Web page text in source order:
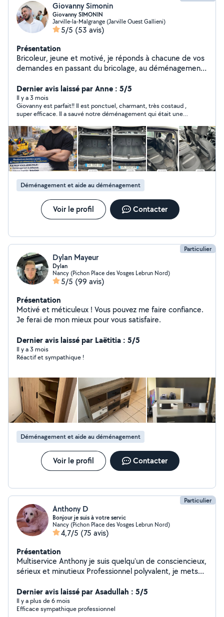
Giovanny Simonin
Giovanny SIMONIN
Jarville-la-Malgrange (Jarville Ouest Gallieni)
5/5 (53 avis)
Présentation
Bricoleur, jeune et motivé, je réponds à chacune de vos
demandes en passant du bricolage, au déménagement,
Dernier avis laissé par Anne : 5/5
Il y a 3 mois
Giovanny est parfait!! Il est ponctuel, charmant, très costaud ,
super efficace. Il a sauvé notre déménagement qui était une
disponible à la dernière minute. Vraiment un grand merci! Et je
le recommande très vivement.
Déménagement et aide au déménagement
Voir le profil Contacter
Particulier
Dylan Mayeur
Dylan
Nancy (Pichon Place des Vosges Lebrun Nord)
5/5 (99 avis)
Présentation
Motivé et méticuleux ! Vous pouvez me faire confiance.
Je ferai de mon mieux pour vous satisfaire.
Dernier avis laissé par Laëtitia : 5/5
Il y a 3 mois
Réactif et sympathique !
Déménagement et aide au déménagement
Voir le profil Contacter
Particulier
Anthony D
Bonjour je suis à votre servic
Nancy (Pichon Place des Vosges Lebrun Nord)
4,7/5 (75 avis)
Présentation
Multiservice Anthony je suis quelqu'un de consciencieux,
sérieux et minutieux Professionnel polyvalent, je mets
petits travaux, plomberie électricité placo enduit
peinture et autres entretien espace vert abattage
d'arbre, réparations et services pratiques. Chaque
Dernier avis laissé par Asadullah : 5/5
Il y a plus de 6 mois
Efficace sympathique professionnel